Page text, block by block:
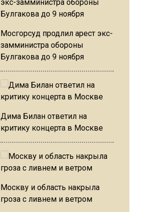
Мосгорсуд продлил арест экс-
замминистра обороны
Булгакова до 9 ноября
Дима Билан ответил на
критику концерта в Москве
Москву и область накрыла
гроза с ливнем и ветром